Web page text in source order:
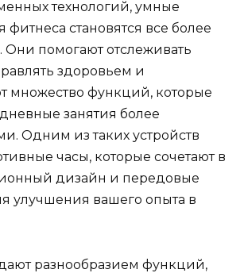
технологий, умные
фитнеса становятся все более
помогают отслеживать
здоровьем и
множество функций, которые
занятия более
Одним из таких устройств
часы, которые сочетают в
дизайн и передовые
улучшения вашего опыта в
разнообразием функций,